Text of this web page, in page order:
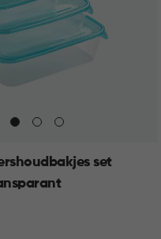
set